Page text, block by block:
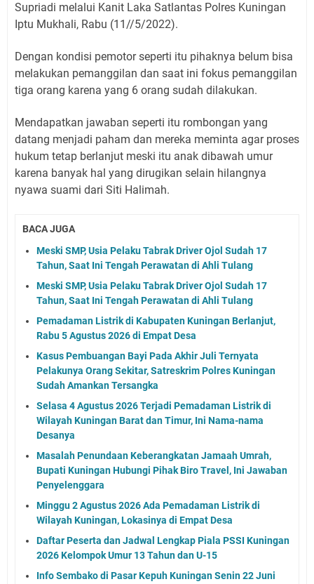
Supriadi melalui Kanit Laka Satlantas Polres Kuningan
Iptu Mukhali, Rabu (11//5/2022).
Dengan kondisi pemotor seperti itu pihaknya belum bisa
melakukan pemanggilan dan saat ini fokus pemanggilan
tiga orang karena yang 6 orang sudah dilakukan.
Mendapatkan jawaban seperti itu rombongan yang
datang menjadi paham dan mereka meminta agar proses
hukum tetap berlanjut meski itu anak dibawah umur
karena banyak hal yang dirugikan selain hilangnya
nyawa suami dari Siti Halimah.
BACA JUGA
Meski SMP, Usia Pelaku Tabrak Driver Ojol Sudah 17
Tahun, Saat Ini Tengah Perawatan di Ahli Tulang
Meski SMP, Usia Pelaku Tabrak Driver Ojol Sudah 17
Tahun, Saat Ini Tengah Perawatan di Ahli Tulang
Pemadaman Listrik di Kabupaten Kuningan Berlanjut,
Rabu 5 Agustus 2026 di Empat Desa
Kasus Pembuangan Bayi Pada Akhir Juli Ternyata
Pelakunya Orang Sekitar, Satreskrim Polres Kuningan
Sudah Amankan Tersangka
Selasa 4 Agustus 2026 Terjadi Pemadaman Listrik di
Wilayah Kuningan Barat dan Timur, Ini Nama-nama
Desanya
Masalah Penundaan Keberangkatan Jamaah Umrah,
Bupati Kuningan Hubungi Pihak Biro Travel, Ini Jawaban
Penyelenggara
Minggu 2 Agustus 2026 Ada Pemadaman Listrik di
Wilayah Kuningan, Lokasinya di Empat Desa
Daftar Peserta dan Jadwal Lengkap Piala PSSI Kuningan
2026 Kelompok Umur 13 Tahun dan U-15
Info Sembako di Pasar Kepuh Kuningan Senin 22 Juni